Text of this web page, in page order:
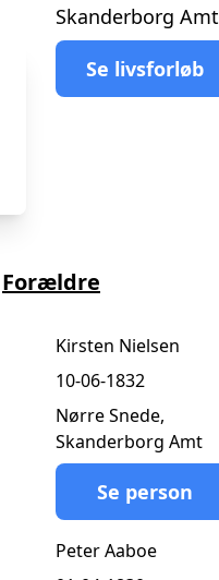
Skanderborg Amt
Se livsforløb
Forældre
Kirsten Nielsen
10-06-1832
Nørre Snede,
Skanderborg Amt
Se person
Peter Aaboe